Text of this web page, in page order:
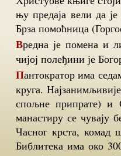
њу предаја вели да
Брза помоћница
Вредна је помена и литијска икона Христа и Јована Крститеља, на
чијој полеђини је
Пантократор има седам малих цркава унутар и 11 изван манастирског
круга.
спољне припрате) и
манастиру се чувају
Часног крста, комад
Библитека има око